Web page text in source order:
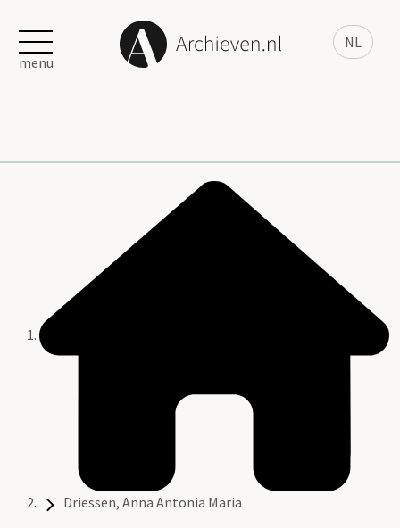
NL
menu
Driessen, Anna Antonia Maria